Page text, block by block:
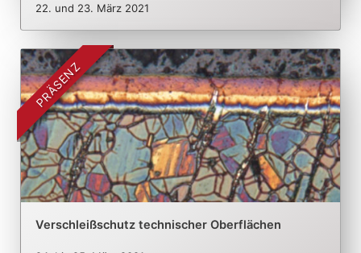
22. und 23. März 2021
PRÄSENZ
Verschleißschutz technischer Oberflächen